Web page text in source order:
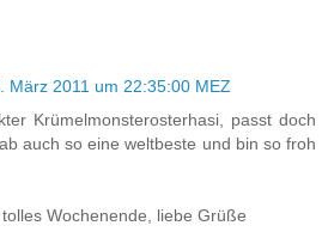
März 2011 um 22:35:00 MEZ
Krümelmonsterosterhasi, passt doch
auch so eine weltbeste und bin so froh
Wochenende, liebe Grüße